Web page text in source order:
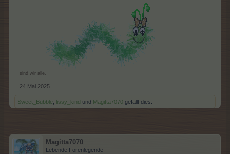
sind wir alle.
24 Mai 2025
Sweet_Bubble lissy_kind und Magitta7070 gefällt dies.
Magitta7070
Lebende Forenlegende